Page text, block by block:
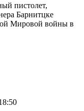
пистолет,
Барнитцке
Мировой войны в